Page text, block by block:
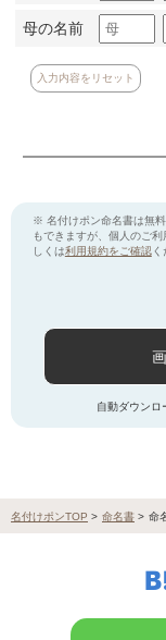
母の名前
入力内容をリセット
※ 名付けポン命名書は無
もできますが、個人のご
しくは利用規約をご確認く
自動ダウンロ
名付けポンTOP > 命名書 > 命